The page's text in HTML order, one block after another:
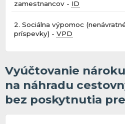
zamestnancov - ID
2. Sociálna výpomoc
príspevky) -VPD
Vyúčtovanie
na náhradu
bez poskytnutia